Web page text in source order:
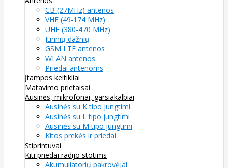
CB (27MHz) antenos
VHF (49-174 MHz)
UHF (380-470 MHz)
Jūrinių dažnių
GSM LTE antenos
WLAN antenos
Priedai antenoms
Įtampos keitikliai
Matavimo prietaisai
Ausinės, mikrofonai, garsiakalbiai
Ausinės su K tipo jungtimi
Ausinės su L tipo jungtimi
Ausinės su M tipo jungtimi
Kitos prekės ir priedai
Stiprintuvai
Kiti priedai radijo stotims
Akumuliatorių pakrovėjai